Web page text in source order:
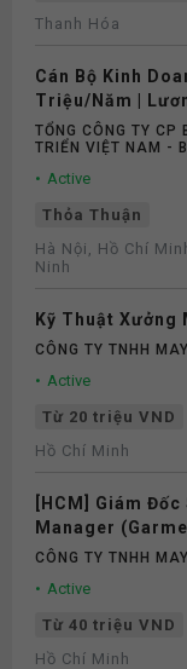
Thanh Hóa
Cán Bộ Kinh
Triệu/Năm |
Số
TỔNG CÔNG TY
TRIỂN VIỆT NAM -
Active
Thỏa Thuận
Hà Nội, Hồ Chí
Ninh
Kỹ Thuật Xưởng
CÔNG TY TNHH
Active
Từ 20 triệu VND
Hồ Chí Minh
[HCM] Giám
Manager
CÔNG TY TNHH
Active
Từ 40 triệu VND
Hồ Chí Minh